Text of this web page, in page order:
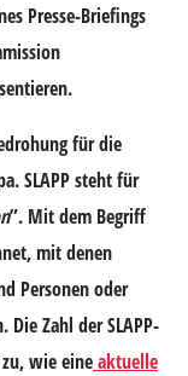
Presse-Briefings
für die
SLAPP steht für
”. Mit dem Begriff
mit denen
Personen oder
Zahl der SLAPP-
wie eineaktuelle